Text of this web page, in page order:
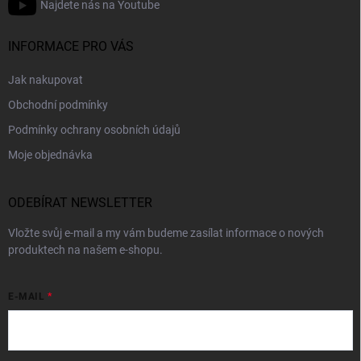
Najdete nás na Youtube
INFORMACE PRO VÁS
Jak nakupovat
Obchodní podmínky
Podmínky ochrany osobních údajů
Moje objednávka
ODEBÍRAT NEWSLETTER
Vložte svůj e-mail a my vám budeme zasílat informace o nových
produktech na našem e-shopu.
E-MAIL